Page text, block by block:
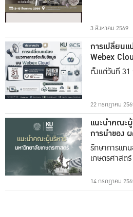
3 สิงหาคม 2569
การเปลี่ยน
Webex
ตั้งแต่วันที่
22 กรกฎาคม
แนะนำคณะ
การนำของ
ธรรม
รักษาการแท
เกษตรศาสต
14 กรกฎาคม